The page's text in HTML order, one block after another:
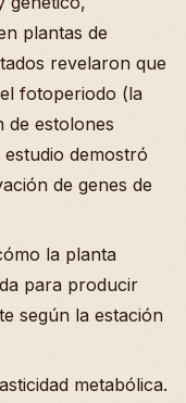
plantas de
revelaron que
fotoperiodo (la
de estolones
demostró
de genes de
la planta
para producir
según la estación
metabólica.